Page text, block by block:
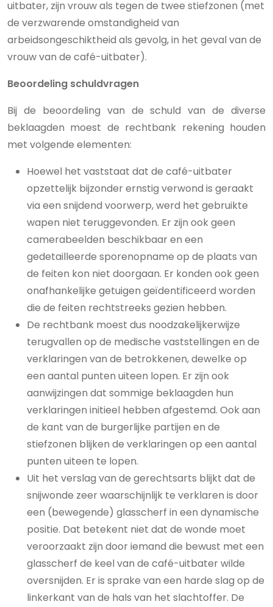
uitbater, zijn vrouw als tegen de twee stiefzonen (met
de verzwarende omstandigheid van
arbeidsongeschiktheid als gevolg, in het geval van de
vrouw van de café-uitbater).
Beoordeling schuldvragen
Bij de beoordeling van de schuld van de diverse
beklaagden moest de rechtbank rekening houden
met volgende elementen:
Hoewel het vaststaat dat de café-uitbater
opzettelijk bijzonder ernstig verwond is geraakt
via een snijdend voorwerp, werd het gebruikte
wapen niet teruggevonden. Er zijn ook geen
camerabeelden beschikbaar en een
gedetailleerde sporenopname op de plaats van
de feiten kon niet doorgaan. Er konden ook geen
onafhankelijke getuigen geïdentificeerd worden
die de feiten rechtstreeks gezien hebben.
De rechtbank moest dus noodzakelijkerwijze
terugvallen op de medische vaststellingen en de
verklaringen van de betrokkenen, dewelke op
een aantal punten uiteen lopen. Er zijn ook
aanwijzingen dat sommige beklaagden hun
verklaringen initieel hebben afgestemd. Ook aan
de kant van de burgerlijke partijen en de
stiefzonen blijken de verklaringen op een aantal
punten uiteen te lopen.
Uit het verslag van de gerechtsarts blijkt dat de
snijwonde zeer waarschijnlijk te verklaren is door
een (bewegende) glasscherf in een dynamische
positie. Dat betekent niet dat de wonde moet
veroorzaakt zijn door iemand die bewust met een
glasscherf de keel van de café-uitbater wilde
oversnijden. Er is sprake van een harde slag op de
linkerkant van de hals van het slachtoffer. De